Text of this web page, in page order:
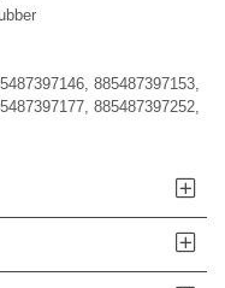
885487397153,
885487397252,